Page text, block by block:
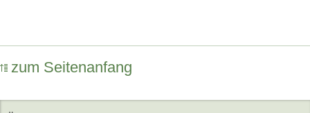
zum Seitenanfang